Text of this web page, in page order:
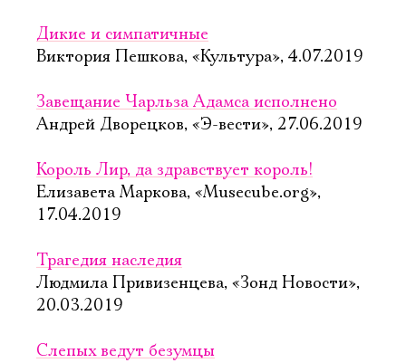
Дикие и симпатичные
Виктория Пешкова, «Культура», 4.07.2019
Завещание Чарльза Адамса исполнено
Андрей Дворецков, «Э-вести», 27.06.2019
Король Лир, да здравствует король!
Елизавета Маркова, «Musecube.org»,
17.04.2019
Трагедия наследия
Людмила Привизенцева, «Зонд Новости»,
20.03.2019
Слепых ведут безумцы